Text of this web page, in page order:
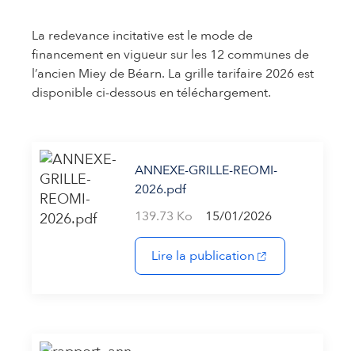
La redevance incitative est le mode de
financement en vigueur sur les 12 communes de
l’ancien Miey de Béarn. La grille tarifaire 2026 est
disponible ci-dessous en téléchargement.
ANNEXE-GRILLE-REOMI-
2026.pdf
139.73 Ko
15/01/2026
Lire la publication (s'ouvre dans